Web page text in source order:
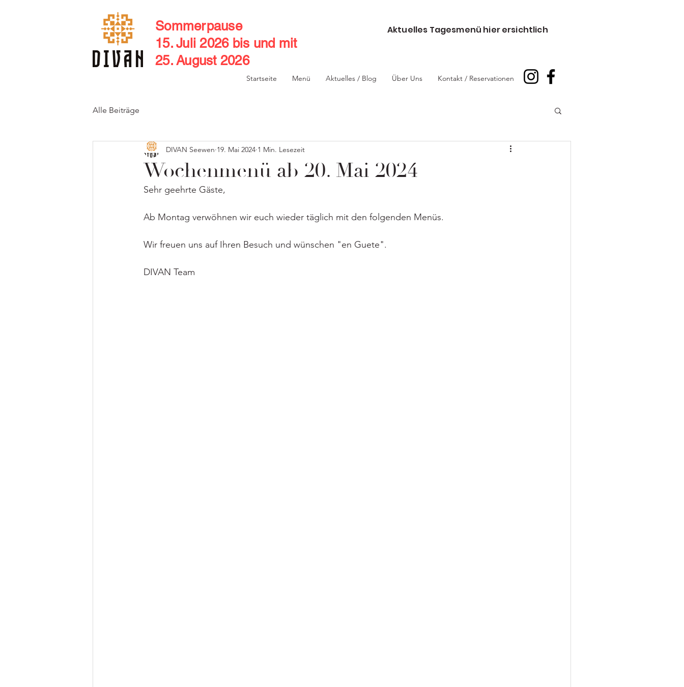
Sommerpause
15. Juli 2026 bis und mit
25. August 2026
Aktuelles Tagesmenü hier ersichtlich
Startseite Menü Aktuelles / Blog Über Uns Kontakt / Reservationen
Alle Beiträge
Wochenmenü ab 20. Mai 2024
DIVAN Seewen 19. Mai 2024 1 Min. Lesezeit
Sehr geehrte Gäste,
Ab Montag verwöhnen wir euch wieder täglich mit den folgenden Menüs.
Wir freuen uns auf Ihren Besuch und wünschen "en Guete".
DIVAN Team